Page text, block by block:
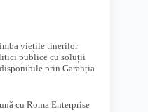
viețile tinerilor
publice cu soluții
prin Garanția
cu Roma Enterprise